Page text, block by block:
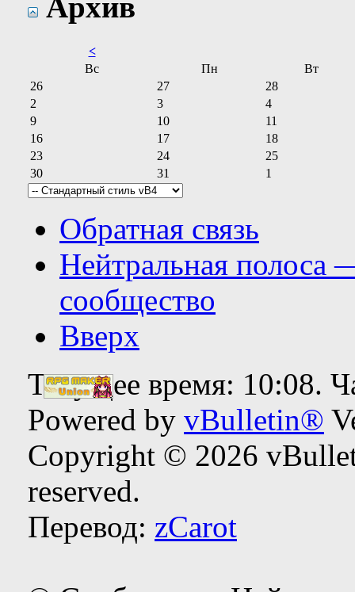
Архив
<
Вс
Пн
Вт
26
27
28
2
3
4
9
10
11
16
17
18
23
24
25
30
31 1
Обратная связь
Нейтральная полоса
сообщество
Вверх
Текущее время: 10:08.
Powered by vBulletin®
Copyright © 2026
reserved.
Перевод: zCarot